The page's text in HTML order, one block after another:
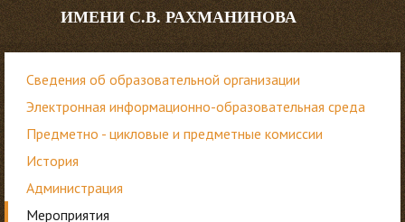
ИМЕНИ С.В. РАХМАНИНОВА
Сведения об образовательной организации
Электронная информационно-образовательная среда
Предметно - цикловые и предметные комиссии
История
Администрация
Мероприятия